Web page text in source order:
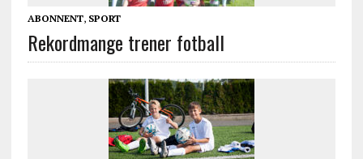
ABONNENT, SPORT
Rekordmange trener fotball